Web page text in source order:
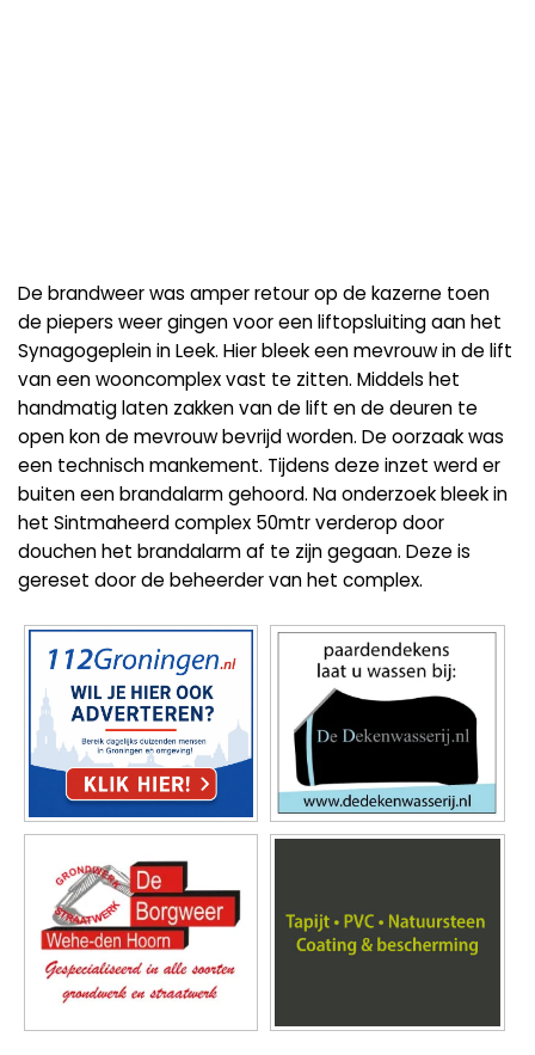
De brandweer was amper retour op de kazerne toen
de piepers weer gingen voor een liftopsluiting aan het
Synagogeplein in Leek. Hier bleek een mevrouw in de lift
van een wooncomplex vast te zitten. Middels het
handmatig laten zakken van de lift en de deuren te
open kon de mevrouw bevrijd worden. De oorzaak was
een technisch mankement. Tijdens deze inzet werd er
buiten een brandalarm gehoord. Na onderzoek bleek in
het Sintmaheerd complex 50mtr verderop door
douchen het brandalarm af te zijn gegaan. Deze is
gereset door de beheerder van het complex.